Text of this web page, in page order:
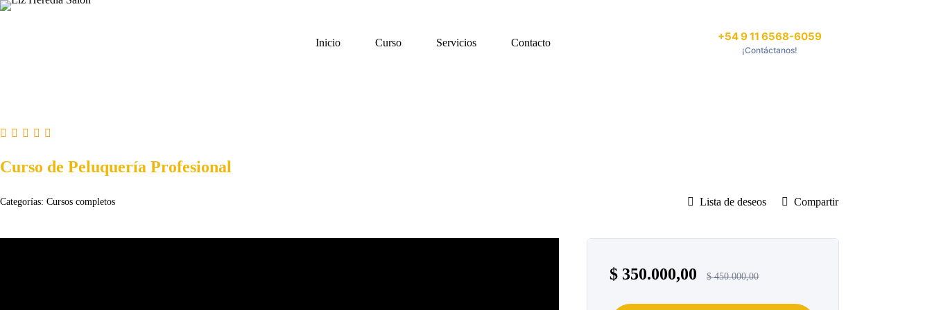
Saltar
Inicio
Curso Servicios Contacto +54 9 11 6568-6059
¡Contáctanos!
Curso de Peluquería Profesional
Categorías: Cursos completos Lista de deseos Compartir
$ 350.000,00 $450.000,00